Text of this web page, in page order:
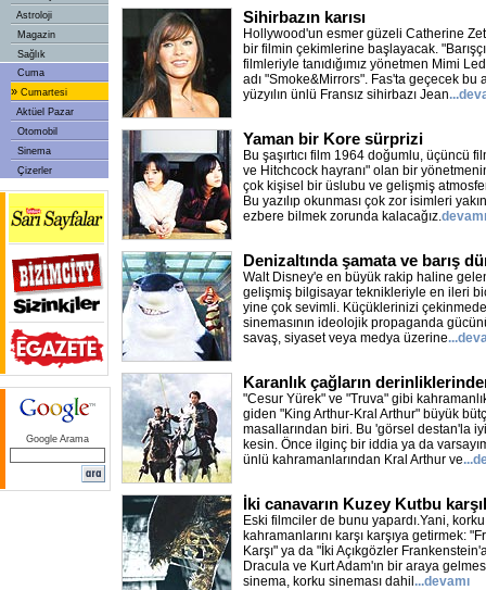
Astroloji
Magazin
Sağlık
Cuma
» Cumartesi
Aktüel Pazar
Otomobil
Sinema
Çizerler
Google Arama
Sihirbazın karısı
Hollywood'un esmer güzeli Catherine
bir filmin çekimlerine başlayacak.
filmleriyle tanıdığımız yönetmen Mimi
adı "Smoke&Mirrors". Fas'ta geçecek bu
yüzyılın ünlü Fransız sihirbazı Jean
Yaman bir Kore sürprizi
Bu şaşırtıcı film 1964 doğumlu, üçüncü
ve Hitchcock hayranı" olan bir
çok kişisel bir üslubu ve gelişmiş
Bu yazılıp okunması çok zor isimleri
ezbere bilmek zorunda kalacağız.devamı
Denizaltında şamata ve barış
Walt Disney'e en büyük rakip haline
gelişmiş bilgisayar teknikleriyle en ileri
yine çok sevimli. Küçüklerinizi
sinemasının ideolojik propaganda
savaş, siyaset veya medya üzerine
Karanlık çağların
"Cesur Yürek" ve "Truva" gibi
giden "King Arthur-Kral Arthur" büyük
masallarından biri. Bu 'görsel destan'la
kesin. Önce ilginç bir iddia ya da
ünlü kahramanlarından Kral Arthur ve
İki canavarın Kuzey Kutbu
Eski filmciler de bunu yapardı.Yani,
kahramanlarını karşı karşıya getirmek:
Karşı" ya da "İki Açıkgözler
Dracula ve Kurt Adam'ın bir araya
sinema, korku sineması dahil ...devamı